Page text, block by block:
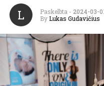
L Paskelbta - 2024-03-
By Lukas Gudavičius